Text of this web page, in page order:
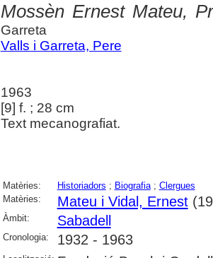
Mossèn Ernest Mateu,
Garreta
Valls i Garreta, Pere
1963
[9] f. ; 28 cm
Text mecanografiat.
Matèries: Historiadors ; Biografia; Clergues
Matèries:
Mateu i Vidal, Ernest
Àmbit: Sabadell
Cronologia: 1932 - 1963